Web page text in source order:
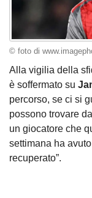
© foto di
Alla vigilia della
è soffermato su
percorso, se ci si
possono trovare
un giocatore che
settimana ha
recuperato”.